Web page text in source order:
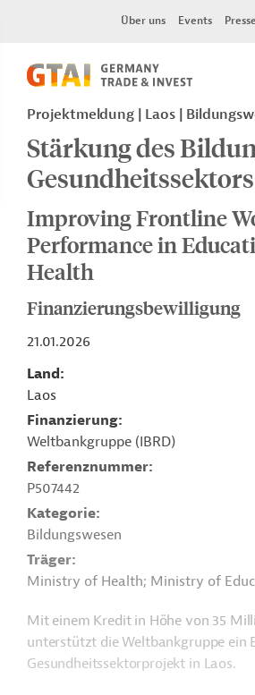
Über uns Events Presse
Projektmeldung Laos
Stärkung des
Gesundheitssektors
Improving Frontline
Performance in
Health
Finanzierungsbewilligung
21.01.2026
Land
Laos
Finanzierung
Weltbankgruppe (IBRD)
Referenznummer
P507442
Kategorie
Bildungswesen
Träger
Ministry of Health; Ministry of
Mit einem Kredit in Höhe von 35
unterstützt die Weltbankgruppe ein
Gesundheitssektorprojekt in Laos.